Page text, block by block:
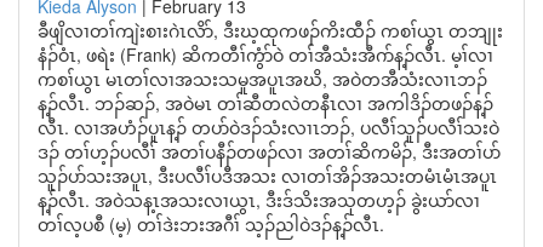
Kieda Alyson | February 13
ခီဖျိလၢတၢ်ကျဲးစၢးဂဲၤလိာ်, ဒီးဃ့ထုကဖၣ်ကိးထီၣ် ကစၢ်ယွၤ တဘျုး
နံၣ်ဝံၤ, ဖရဲး (Frank) ဆိကတီၢ်ကွံာ်ဝဲ တၢ်အီသံးအီဂာ်န့ၣ်လီၤ. မ့ၢ်လၢ
ကစၢ်ယွၤ မၤတၢ်လၢအသးသမူအပူၤအဃိ, အဝဲတအီသံးလၢၤဘၣ်
န့ၣ်လီၤ. ဘၣ်ဆၣ်, အဝဲမၤ တၢ်ဆီတလဲတနီၤလၢ အကါဒိၣ်တဖၣ်န့ၣ်
လီၤ. လၢအဟံၣ်ပူၤန့ၣ် တပာ်ဝဲဒၣ်သံးလၢၤဘၣ်, ပလီၢ်သူၣ်ပလီၢ်သးဝဲ
ဒၣ် တၢ်ဟ့ၣ်ပလီၢ် အတၢ်ပနီၣ်တဖၣ်လၢ အတၢ်ဆိကမိၣ်, ဒီးအတၢ်ပာ်
သူၣ်ပာ်သးအပူၤ, ဒီးပလီၢ်ပဒီအသး လၢတၢ်အိၣ်အသးတမံၤမံၤအပူၤ
န့ၣ်လီၤ. အဝဲသန့ၤအသးလၢယွၤ, ဒီးဒ်သိးအသုတဟ့ၣ် ခွဲးယာ်လၢ
တၢ်လ့ပစီ (မ့) တၢ်ဒဲးဘးအဂီၢ် သ့ၣ်ညါဝဲဒၣ်န့ၣ်လီၤ.